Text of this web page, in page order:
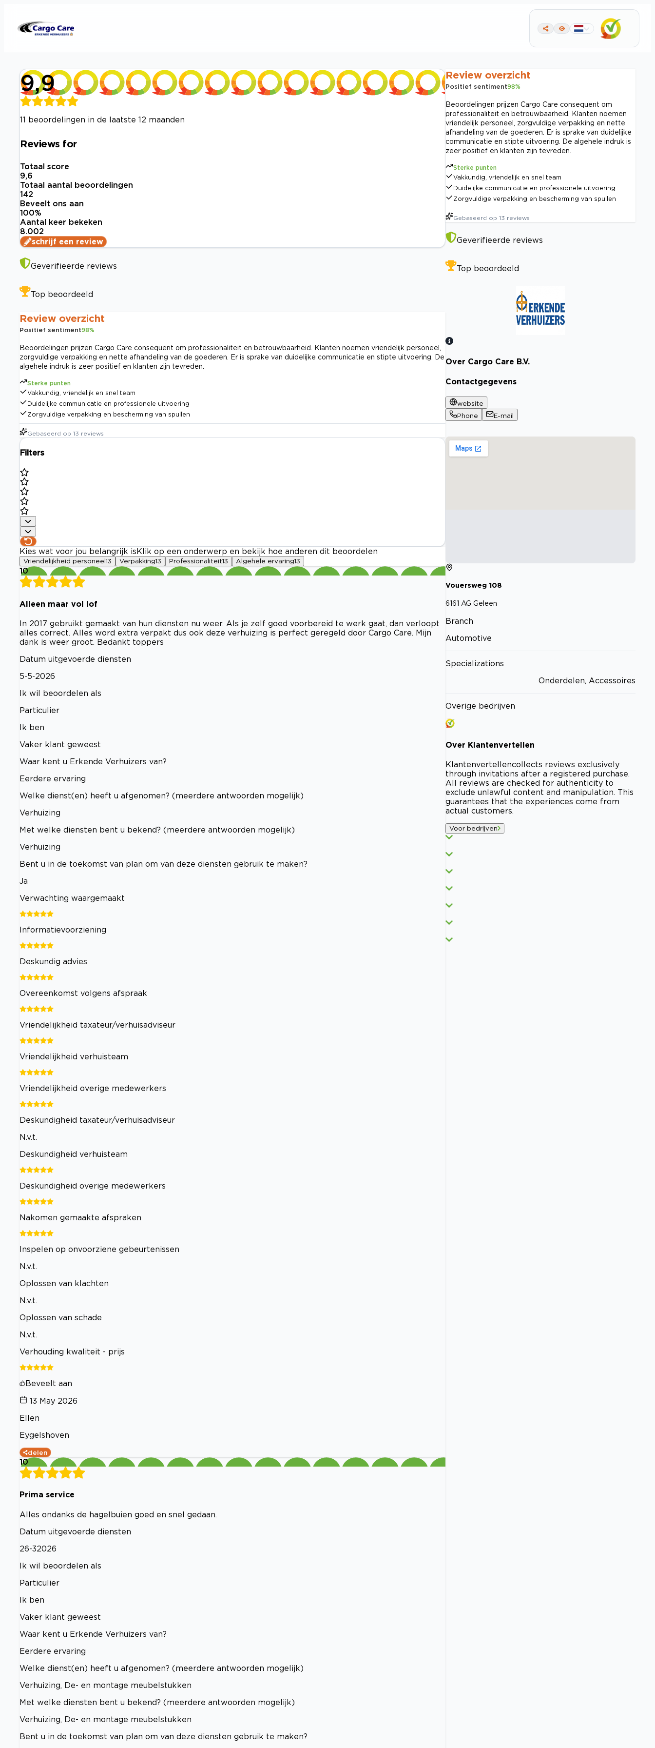
9,9
11 beoordelingen in de laatste 12 maanden
Reviews for
Totaal score
9,6
Totaal aantal beoordelingen
142
Beveelt ons aan
100%
Aantal keer bekeken
8.002
schrijf een review
Geverifieerde reviews
Top beoordeeld
Review overzicht
Positief sentiment98%
Beoordelingen prijzen Cargo Care consequent om professionaliteit en betrouwbaarheid. Klanten noemen vriendelijk personeel,
zorgvuldige verpakking en nette afhandeling van de goederen. Er is sprake van duidelijke communicatie en stipte uitvoering. De
algehele indruk is zeer positief en klanten zijn tevreden.
Sterke punten
Vakkundig, vriendelijk en snel team
Duidelijke communicatie en professionele uitvoering
Zorgvuldige verpakking en bescherming van spullen
Gebaseerd op 13 reviews
Filters
Kies wat voor jou belangrijk is Klik op een onderwerp en bekijk hoe anderen dit beoordelen
Vriendelijkheid personeel 13 Verpakking13 Professionaliteit13 Algehele ervaring13
10
Alleen maar vol lof
In 2017 gebruikt gemaakt van hun diensten nu weer. Als je zelf goed voorbereid te werk gaat, dan verloopt
alles correct. Alles word extra verpakt dus ook deze verhuizing is perfect geregeld door Cargo Care. Mijn
dank is weer groot. Bedankt toppers
Datum uitgevoerde diensten
5-5-2026
Ik wil beoordelen als
Particulier
Ik ben
Vaker klant geweest
Waar kent u Erkende Verhuizers van?
Eerdere ervaring
Welke dienst(en) heeft u afgenomen? (meerdere antwoorden mogelijk)
Verhuizing
Met welke diensten bent u bekend? (meerdere antwoorden mogelijk)
Verhuizing
Bent u in de toekomst van plan om van deze diensten gebruik te maken?
Ja
Verwachting waargemaakt
Informatievoorziening
Deskundig advies
Overeenkomst volgens afspraak
Vriendelijkheid taxateur/verhuisadviseur
Vriendelijkheid verhuisteam
Vriendelijkheid overige medewerkers
Deskundigheid taxateur/verhuisadviseur
N.v.t.
Deskundigheid verhuisteam
Deskundigheid overige medewerkers
Nakomen gemaakte afspraken
Inspelen op onvoorziene gebeurtenissen
N.v.t.
Oplossen van klachten
N.v.t.
Oplossen van schade
N.v.t.
Verhouding kwaliteit - prijs
Beveelt aan
13 May 2026
Ellen
Eygelshoven
delen
10
Prima service
Alles ondanks de hagelbuien goed en snel gedaan.
Datum uitgevoerde diensten
26-32026
Ik wil beoordelen als
Particulier
Ik ben
Vaker klant geweest
Waar kent u Erkende Verhuizers van?
Eerdere ervaring
Welke dienst(en) heeft u afgenomen? (meerdere antwoorden mogelijk)
Verhuizing, De- en montage meubelstukken
Met welke diensten bent u bekend? (meerdere antwoorden mogelijk)
Verhuizing, De- en montage meubelstukken
Bent u in de toekomst van plan om van deze diensten gebruik te maken?
Review overzicht
Positief sentiment98%
Beoordelingen prijzen Cargo Care consequent om
professionaliteit en betrouwbaarheid. Klanten noemen
vriendelijk personeel, zorgvuldige verpakking en nette
afhandeling van de goederen. Er is sprake van duidelijke
communicatie en stipte uitvoering. De algehele indruk is
zeer positief en klanten zijn tevreden.
Sterke punten
Vakkundig, vriendelijk en snel team
Duidelijke communicatie en professionele uitvoering
Zorgvuldige verpakking en bescherming van spullen
Gebaseerd op 13 reviews
Geverifieerde reviews
Top beoordeeld
Bekijk certificaat
Over Cargo Care B.V.
Contactgegevens
website
Phone
E-mail
Vouersweg 108
6161 AG Geleen
Branch
Automotive
Specializations
Onderdelen, Accessoires
Overige bedrijven
Over Klantenvertellen
Klantenvertellencollects reviews exclusively
through invitations after a registered purchase.
All reviews are checked for authenticity to
exclude unlawful content and manipulation. This
guarantees that the experiences come from
actual customers.
Voor bedrijven